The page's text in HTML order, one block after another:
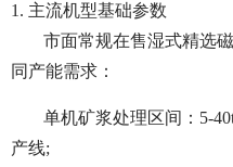
1. 主流机型基础参数
市面常规在售湿式精选
同产能需求：
单机矿浆处理区间：5-
产线;